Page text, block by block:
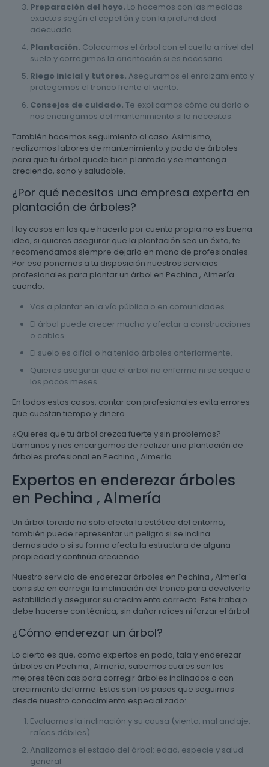
Preparación del hoyo. Lo hacemos con las medidas
exactas según el cepellón y con la profundidad
adecuada.
Plantación. Colocamos el árbol con el cuello a nivel del
suelo y corregimos la orientación si es necesario.
Riego inicial y tutores. Aseguramos el enraizamiento y
protegemos el tronco frente al viento.
Consejos de cuidado. Te explicamos cómo cuidarlo o
nos encargamos del mantenimiento si lo necesitas.
También hacemos seguimiento al caso. Asimismo,
realizamos labores de mantenimiento y poda de árboles
para que tu árbol quede bien plantado y se mantenga
creciendo, sano y saludable.
¿Por qué necesitas una empresa experta en
plantación de árboles?
Hay casos en los que hacerlo por cuenta propia no es buena
idea, si quieres asegurar que la plantación sea un éxito, te
recomendamos siempre dejarlo en mano de profesionales.
Por eso ponemos a tu disposición nuestros servicios
profesionales para plantar un árbol en Pechina , Almería
cuando:
Vas a plantar en la vía pública o en comunidades.
El árbol puede crecer mucho y afectar a construcciones
o cables.
El suelo es difícil o ha tenido árboles anteriormente.
Quieres asegurar que el árbol no enferme ni se seque a
los pocos meses.
En todos estos casos, contar con profesionales evita errores
que cuestan tiempo y dinero.
¿Quieres que tu árbol crezca fuerte y sin problemas?
Llámanos y nos encargamos de realizar una plantación de
árboles profesional en Pechina , Almería.
Expertos en enderezar árboles
en Pechina , Almería
Un árbol torcido no solo afecta la estética del entorno,
también puede representar un peligro si se inclina
demasiado o si su forma afecta la estructura de alguna
propiedad y continúa creciendo.
Nuestro servicio de enderezar árboles en Pechina , Almería
consiste en corregir la inclinación del tronco para devolverle
estabilidad y asegurar su crecimiento correcto. Este trabajo
debe hacerse con técnica, sin dañar raíces ni forzar el árbol.
¿Cómo enderezar un árbol?
Lo cierto es que, como expertos en poda, tala y enderezar
árboles en Pechina , Almería, sabemos cuáles son las
mejores técnicas para corregir árboles inclinados o con
crecimiento deforme. Estos son los pasos que seguimos
desde nuestro conocimiento especializado:
Evaluamos la inclinación y su causa (viento, mal anclaje,
raíces débiles).
Analizamos el estado del árbol: edad, especie y salud
general.